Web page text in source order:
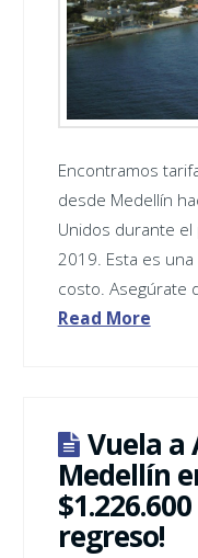
Encontramos
desde Medellín
Unidos durante
2019. Esta es
costo. Asegúrate
Read More
Vuela a
Medellín
regreso!